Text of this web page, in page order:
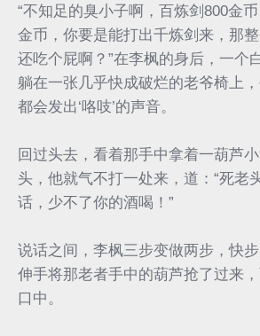
“不知足的臭小子啊，百炼剑800金
金币，你要是能打出千炼剑来，那
还吃个屁啊？”在李枫的身后，一个
躺在一张几乎快成破烂的老爷椅上
都会发出‘咯吱’的声音。
回过头去，看着那手中拿着一葫芦
头，他就气不打一处来，道：“死老
话，少不了你的酒喝！”
说话之间，李枫三步变做两步，快
伸手将那老者手中的葫芦抢了过来
口中。